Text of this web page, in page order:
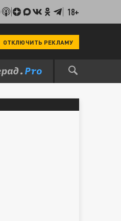
18+
ОТКЛЮЧИТЬ РЕКЛАМУ